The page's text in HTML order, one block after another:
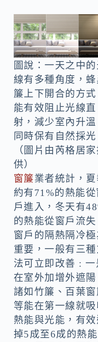
圖說：一天之中的
線有多種角度，蜂
簾上下開合的方式
能有效阻止光線直
射，減少室內升溫
同時保有自然採光
（圖片由芮格居家
供）
窗簾業者統計，夏
約有71%的熱能從
戶進入，冬天有
的熱能從窗戶流失
窗戶的隔熱隔冷極
重要，一般有三種
法可立即改善 : 一
在室外加增外遮陽
諸如竹簾、百葉窗
等能在第一線就吸
熱能與光能，有效
掉5成至6成的熱能